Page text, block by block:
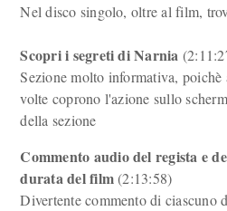
Nel disco singolo, oltre al film,
Scopri i segreti di Narnia
Sezione molto informativa,
volte coprono l'azione sullo
della sezione
Commento audio del regista e
durata del film(2:13:58)
Divertente commento di ciascuno